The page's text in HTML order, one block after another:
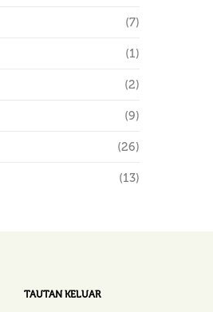
(7)
(1)
(2)
(9)
(26)
(13)
TAUTAN KELUAR